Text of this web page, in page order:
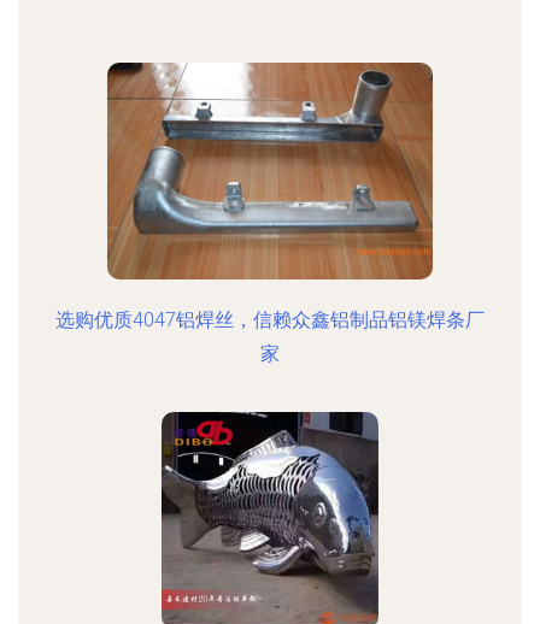
选购优质4047铝焊丝，信赖众鑫铝制品铝镁焊条厂
家